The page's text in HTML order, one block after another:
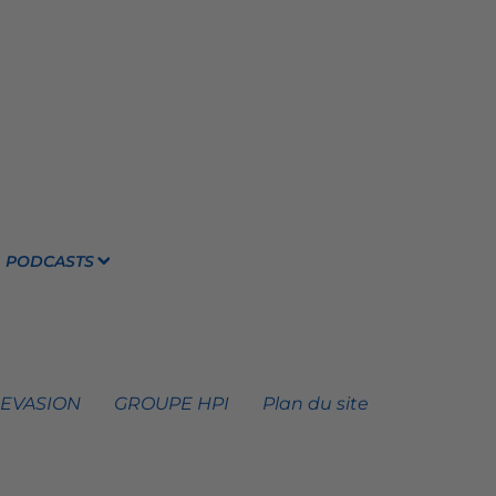
PODCASTS
GROUPE HPI Plan du site